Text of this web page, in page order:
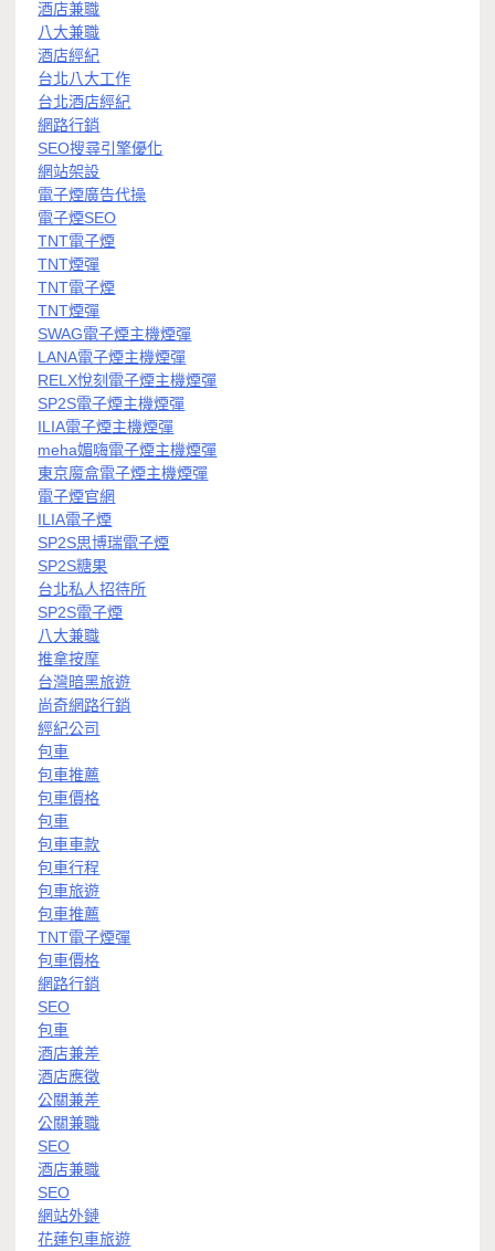
酒店兼職
八大兼職
酒店經紀
台北八大工作
台北酒店經紀
網路行銷
SEO搜尋引擎優化
網站架設
電子煙廣告代操
電子煙SEO
TNT電子煙
TNT煙彈
TNT電子煙
TNT煙彈
SWAG電子煙主機煙彈
LANA電子煙主機煙彈
RELX悅刻電子煙主機煙彈
SP2S電子煙主機煙彈
ILIA電子煙主機煙彈
meha媚嗨電子煙主機煙彈
東京魔盒電子煙主機煙彈
電子煙官網
ILIA電子煙
SP2S思博瑞電子煙
SP2S糖果
台北私人招待所
SP2S電子煙
八大兼職
推拿按摩
台灣暗黑旅遊
尚奇網路行銷
經紀公司
包車
包車推薦
包車價格
包車
包車車款
包車行程
包車旅遊
包車推薦
TNT電子煙彈
包車價格
網路行銷
SEO
包車
酒店兼差
酒店應徵
公關兼差
公關兼職
SEO
酒店兼職
SEO
網站外鏈
花蓮包車旅遊